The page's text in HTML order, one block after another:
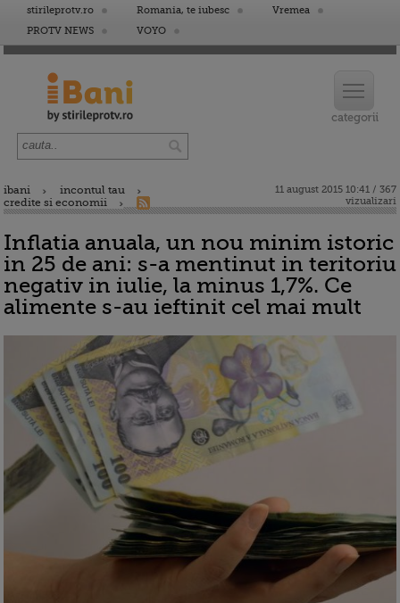
stirileprotv.ro Romania, te iubesc
Vremea
PROTV NEWS
VOYO
ibani
incontul tau
credite si economii
11 august 2015 10:41 / 367
vizualizari
Inflatia anuala, un nou minim istoric
in 25 de ani: s-a mentinut in teritoriu
negativ in iulie, la minus 1,7%. Ce
alimente s-au ieftinit cel mai mult